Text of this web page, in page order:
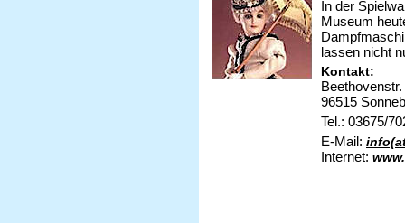
In der
Museum
lassen nicht
Kontakt:
Beethovenstr.
96515
Tel.: 03675/
E-Mail:
Internet: